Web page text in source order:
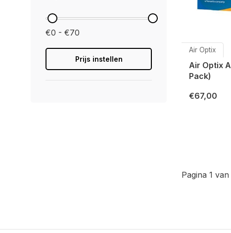
€0 - €70
Prijs instellen
Air Optix
Air Optix
Pack)
€67,00
Pagina 1 van